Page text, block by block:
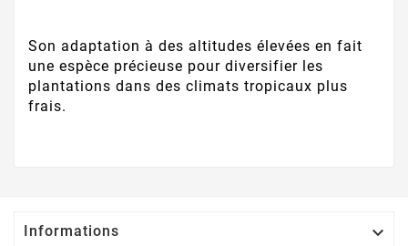
Son adaptation à des altitudes élevées en fait
une espèce précieuse pour diversifier les
plantations dans des climats tropicaux plus
frais.
Informations 